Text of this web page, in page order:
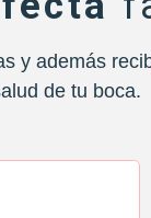
y además
de tu boca.